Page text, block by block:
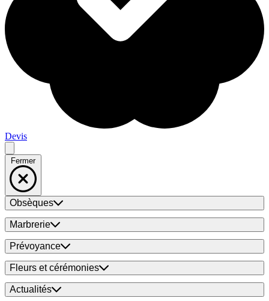
Devis
Fermer
Obsèques
Marbrerie
Prévoyance
Fleurs et cérémonies
Actualités